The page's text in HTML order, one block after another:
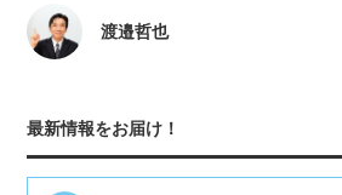
渡邉哲也
最新情報をお届け！